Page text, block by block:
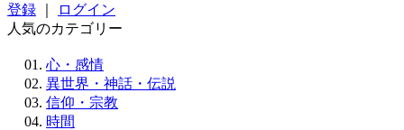
登録
ログイン
人気のカテゴリー
心・感情
異世界・神話・伝説
信仰・宗教
時間